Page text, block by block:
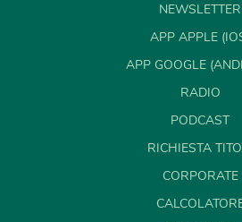
NEWSLETTER
APP APPLE
APP GOOGLE
RADIO
PODCAST
RICHIESTA
CORPORATE